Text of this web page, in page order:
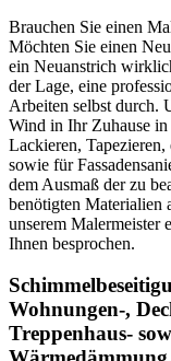
Brauchen Sie einen
Möchten Sie einen
ein Neuanstrich
der Lage, eine
Arbeiten selbst durch.
Wind in Ihr Zuhause
Lackieren, Tapezieren,
sowie für
dem Ausmaß der zu
benötigten Materialien
unserem Malermeister
Ihnen besprochen.
Wohnungen-,
Treppenhaus-